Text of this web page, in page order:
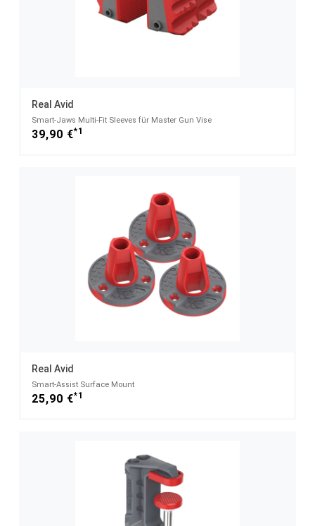
Real Avid
Smart-Jaws Multi-Fit Sleeves für Master Gun Vise
39,90 €*1
Real Avid
Smart-Assist Surface Mount
25,90 €*1